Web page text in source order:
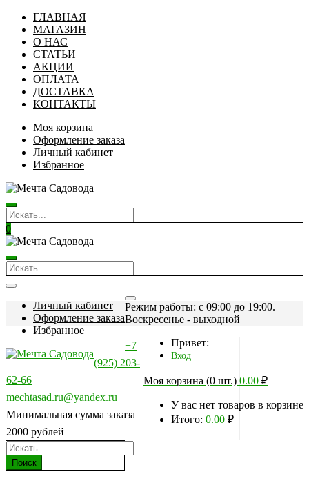
ГЛАВНАЯ
МАГАЗИН
О НАС
СТАТЬИ
АКЦИИ
ОПЛАТА
ДОСТАВКА
КОНТАКТЫ
Моя корзина
Оформление заказа
Личный кабинет
Избранное
0
Личный кабинет
Оформление заказа
Избранное
Режим работы: c 09:00 до 19:00.
Воскресенье - выходной
Привет:
Вход
Моя корзина (0 шт.) 0.00 ₽
У вас нет товаров в корзине
Итого: 0.00 ₽
+7
(925) 203-
62-66
mechtasad.ru@yandex.ru
Минимальная сумма заказа
2000 рублей
Поиск